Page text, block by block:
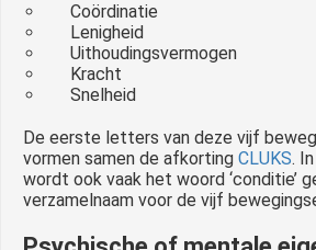
Coördinatie
Lenigheid
Uithoudingsvermogen
Kracht
Snelheid
De eerste letters van deze vijf
vormen samen de afkorting CLUKS.
wordt ook vaak het woord ‘conditie’
verzamelnaam voor de vijf